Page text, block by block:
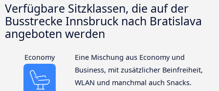
Verfügbare Sitzklassen, die auf der
Busstrecke Innsbruck nach Bratislava
angeboten werden
Economy
Eine Mischung aus Economy und
Business, mit zusätzlicher Beinfreiheit,
WLAN und manchmal auch Snacks.